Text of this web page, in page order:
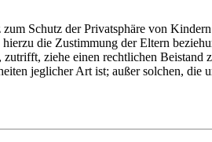
Schutz der Privatsphäre von
die Zustimmung der Eltern
ziehe einen rechtlichen
jeglicher Art ist; außer solchen,